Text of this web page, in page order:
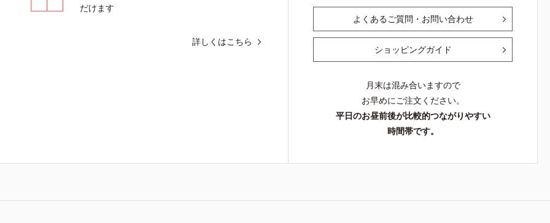
だけます
詳しくはこちら
よくあるご質問・お問い合わせ
ショッピングガイド
月末は混み合いますので
お早めにご注文ください。
平日のお昼前後が比較的つながりやすい
時間帯です。